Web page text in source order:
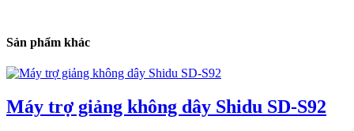
Sản phẩm khác
Máy trợ giảng không dây Shidu SD-S92